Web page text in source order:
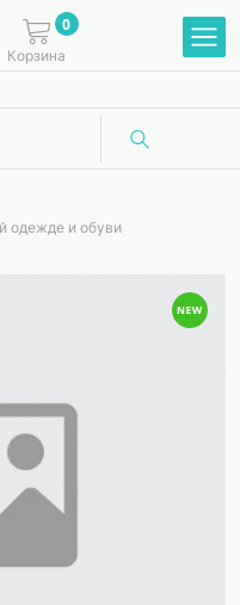
0
Корзина
одежде и обуви